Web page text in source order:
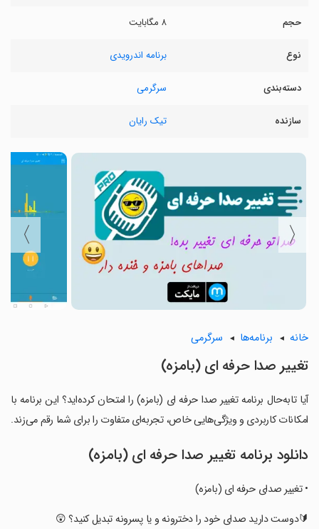
حجم ۸ مگابایت
نوع برنامه اندرویدی
دسته‌بندی سرگرمی
سازنده تیک رایان
〈
〉
خانه برنامه‌ها سرگرمی
تغییر صدا حرفه ای (بامزه)
آیا تابه‌حال برنامه تغییر صدا حرفه ای (بامزه) را امتحان کرده‌اید؟ این برنامه با
امکانات کاربردی و ویژگی‌هایی خاص، تجربه‌ای متفاوت را برای شما رقم می‌زند.
دانلود برنامه تغییر صدا حرفه ای (بامزه)
• تغییر صدای حرفه ای (بامزه)
‏🔰دوست دارید صدای خود را دخترونه و یا پسرونه تبدیل کنید؟ 😲